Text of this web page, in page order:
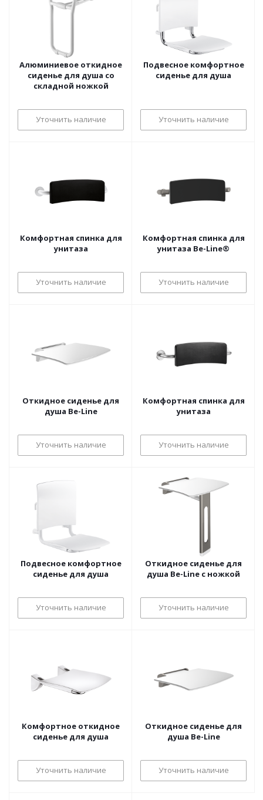
Алюминиевое откидное
сиденье для душа со
складной ножкой
Уточнить наличие
Подвесное комфортное
сиденье для душа
Уточнить наличие
Комфортная спинка для
унитаза
Уточнить наличие
Комфортная спинка для
унитаза Be-Line®
Уточнить наличие
Откидное сиденье для
душа Be-Line
Уточнить наличие
Комфортная спинка для
унитаза
Уточнить наличие
Подвесное комфортное
сиденье для душа
Уточнить наличие
Откидное сиденье для
душа Be-Line с ножкой
Уточнить наличие
Комфортное откидное
сиденье для душа
Уточнить наличие
Откидное сиденье для
душа Be-Line
Уточнить наличие